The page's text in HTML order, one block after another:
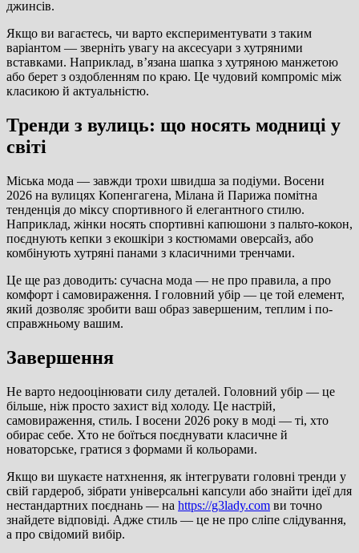
джинсів.
Якщо ви вагаєтесь, чи варто експериментувати з таким
варіантом — зверніть увагу на аксесуари з хутряними
вставками. Наприклад, в’язана шапка з хутряною манжетою
або берет з оздобленням по краю. Це чудовий компроміс між
класикою й актуальністю.
Тренди з вулиць: що носять модниці у
світі
Міська мода — завжди трохи швидша за подіуми. Восени
2026 на вулицях Копенгагена, Мілана й Парижа помітна
тенденція до міксу спортивного й елегантного стилю.
Наприклад, жінки носять спортивні капюшони з пальто-кокон,
поєднують кепки з екошкіри з костюмами оверсайз, або
комбінують хутряні панами з класичними тренчами.
Це ще раз доводить: сучасна мода — не про правила, а про
комфорт і самовираження. І головний убір — це той елемент,
який дозволяє зробити ваш образ завершеним, теплим і по-
справжньому вашим.
Завершення
Не варто недооцінювати силу деталей. Головний убір — це
більше, ніж просто захист від холоду. Це настрій,
самовираження, стиль. І восени 2026 року в моді — ті, хто
обирає себе. Хто не боїться поєднувати класичне й
новаторське, гратися з формами й кольорами.
Якщо ви шукаєте натхнення, як інтегрувати головні тренди у
свій гардероб, зібрати універсальні капсули або знайти ідеї для
нестандартних поєднань — на https://g3lady.com ви точно
знайдете відповіді. Адже стиль — це не про сліпе слідування,
а про свідомий вибір.